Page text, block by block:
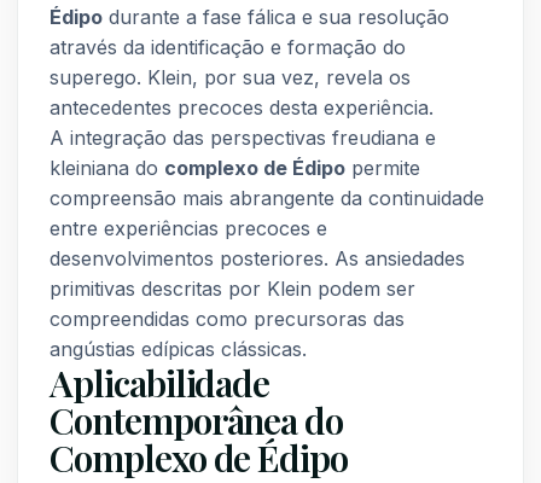
Édipo durante a fase fálica e sua resolução
através da identificação e formação do
superego. Klein, por sua vez, revela os
antecedentes precoces desta experiência.
A integração das perspectivas freudiana e
kleiniana do complexo de Édipo permite
compreensão mais abrangente da continuidade
entre experiências precoces e
desenvolvimentos posteriores. As ansiedades
primitivas descritas por Klein podem ser
compreendidas como precursoras das
angústias edípicas clássicas.
Aplicabilidade
Contemporânea do
Complexo de Édipo